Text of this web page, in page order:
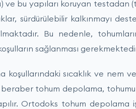
bu yapıları koruyan testadan
sürdürülebilir kalkınmayı
Bu nedenle,
sağlanması
koşullarındaki sıcaklık ve nem
tohum depolama,
Ortodoks tohum depolama